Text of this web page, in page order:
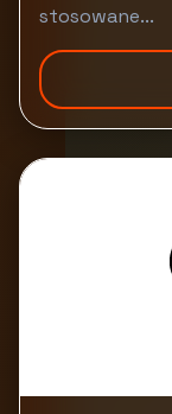
stosowane...